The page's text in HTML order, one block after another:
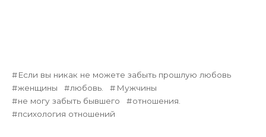
Если вы никак не можете забыть прошлую любовь
женщины
любовь.
Мужчины
не могу забыть бывшего
отношения.
психология отношений